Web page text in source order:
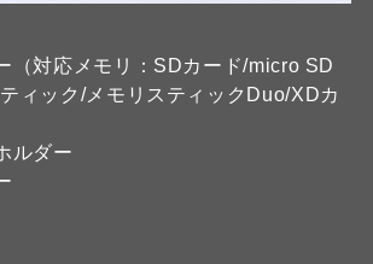
（対応メモリ：SDカード/micro SD
ィック/メモリスティックDuo/XDカ
ルダー